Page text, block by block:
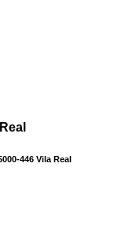
446 Vila Real